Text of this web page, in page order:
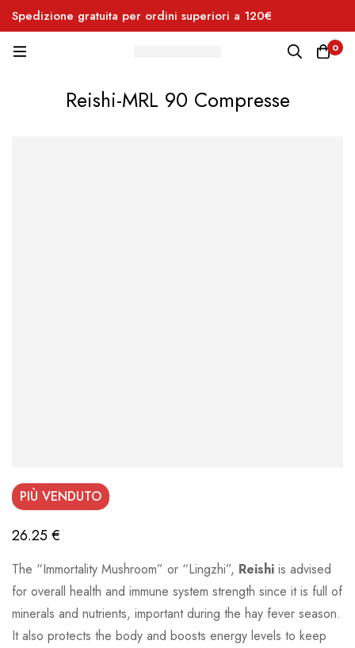
Spedizione gratuita per ordini superiori a 120€
0
Reishi-MRL 90 Compresse
PIÙ VENDUTO
26.25€
The “Immortality Mushroom” or “Lingzhi”, Reishi is advised
for overall health and immune system strength since it is full of
minerals and nutrients, important during the hay fever season.
It also protects the body and boosts energy levels to keep